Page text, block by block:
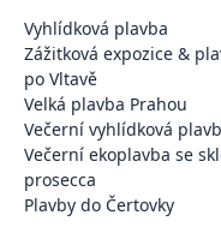
Vyhlídková plavba
Zážitková expozice &
po Vltavě
Velká plavba Prahou
Večerní vyhlídková
Večerní ekoplavba se
prosecca
Plavby do Čertovky